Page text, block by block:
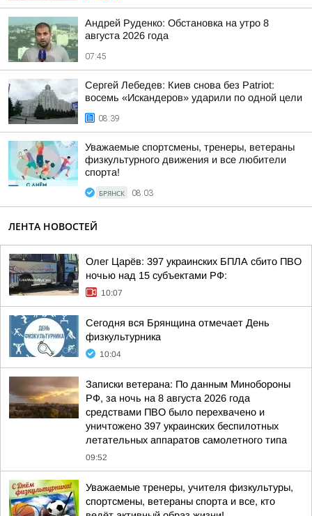
Андрей Руденко: Обстановка на утро 8
августа 2026 года
07:45
Сергей Лебедев: Киев снова без Patriot:
восемь «Искандеров» ударили по одной цели
08:39
Уважаемые спортсмены, тренеры, ветераны
физкультурного движения и все любители
спорта!
БРЯНСК 08:03
ЛЕНТА НОВОСТЕЙ
Олег Царёв: 397 украинских БПЛА сбито ПВО
ночью над 15 субъектами РФ:
10:07
Сегодня вся Брянщина отмечает День
физкультурника
10:04
Записки ветерана: По данным Минобороны
РФ, за ночь на 8 августа 2026 года
средствами ПВО было перехвачено и
уничтожено 397 украинских беспилотных
летательных аппаратов самолетного типа
09:52
Уважаемые тренеры, учителя физкультуры,
спортсмены, ветераны спорта и все, кто